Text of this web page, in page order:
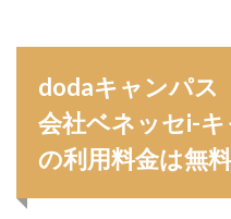
dodaキャンパス
会社ベネッセi-
の利用料金は無